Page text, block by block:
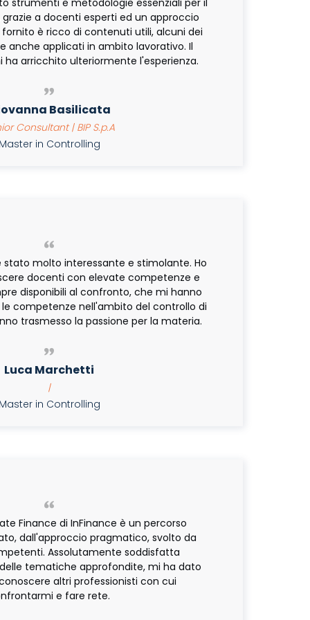
a docenti esperti ed un approccio
è ricco di contenuti utili, alcuni dei
anche applicati in ambito lavorativo. Il
arricchito ulteriormente l'esperienza.
Basilicata
Consultant | BIP S.p.A
Master in Controlling
molto interessante e stimolante. Ho
docenti con elevate competenze e
disponibili al confronto, che mi hanno
competenze nell'ambito del controllo di
trasmesso la passione per la materia.
Luca Marchetti
|
Master in Controlling
Finance di InFinance è un percorso
dall'approccio pragmatico, svolto da
Assolutamente soddisfatta
tematiche approfondite, mi ha dato
altri professionisti con cui
e fare rete.